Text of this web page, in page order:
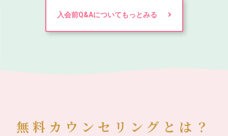
入会前Q&Aについてもっとみる
無料カウンセリングとは？